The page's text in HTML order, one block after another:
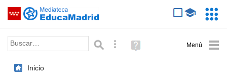
Saltar navegación
Palabra o frase: Búsqueda avanzada
Ayuda
(en
Inicio